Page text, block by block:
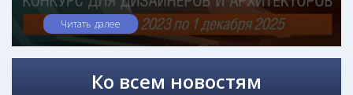
Читать далее
Ко всем новостям